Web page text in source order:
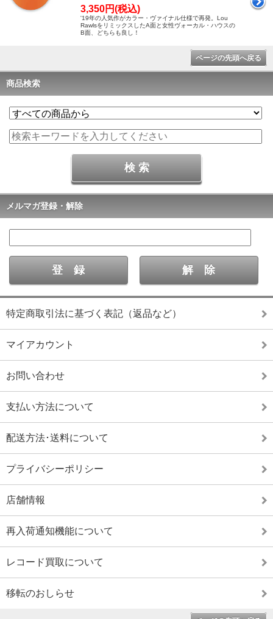
3,350円(税込)
'19年の人気作がカラー・ヴァイナル仕様で再発。Lou
RawlsをリミックスしたA面と女性ヴォーカル・ハウスの
B面、どちらも良し！
ページの先頭へ戻る
商品検索
メルマガ登録・解除
特定商取引法に基づく表記（返品など）
マイアカウント
お問い合わせ
支払い方法について
配送方法･送料について
プライバシーポリシー
店舗情報
再入荷通知機能について
レコード買取について
移転のおしらせ